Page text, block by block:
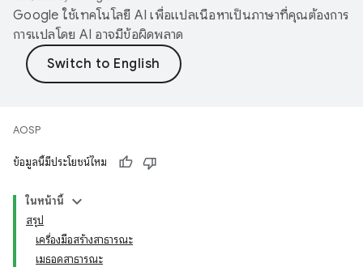
Google ใช้เทคโนโลยี AI เพื่อแปลเนื้อหาเป็นภาษาที่คุณต้องการ
การแปลโดย AI อาจมีข้อผิดพลาด
AOSP
ข้อมูลนี้มีประโยชน์ไหม
ในหน้านี้
สรุป
เครื่องมือสร้างสาธารณะ
เมธอดสาธารณะ